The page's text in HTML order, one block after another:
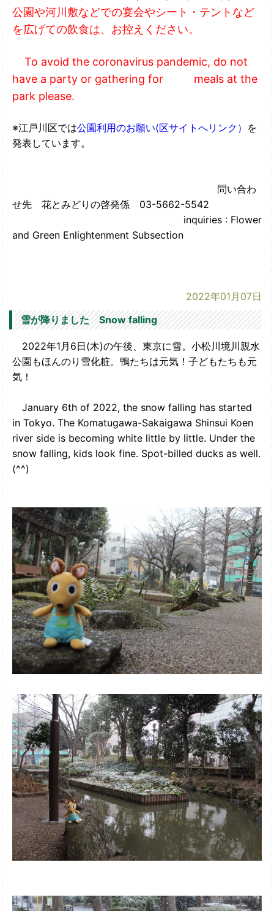
公園や河川敷などでの宴会やシート・テントなど
を広げての飲食は、お控えください。
To avoid the coronavirus pandemic, do not
have a party or gathering for meals at the
park please.
※江戸川区では公園利用のお願い(区サイトへリンク） を
発表しています。
問い合わ
せ先 花とみどりの啓発係 03-5662-5542
inquiries : Flower
and Green Enlightenment Subsection
2022年01月07日
雪が降りました Snow falling
2022年1月6日(木)の午後、東京に雪。小松川境川親水
公園もほんのり雪化粧。鴨たちは元気！子どもたちも元
気！
January 6th of 2022, the snow falling has started
in Tokyo. The Komatugawa-Sakaigawa Shinsui Koen
river side is becoming white little by little. Under the
snow falling, kids look fine. Spot-billed ducks as well.
(^^)